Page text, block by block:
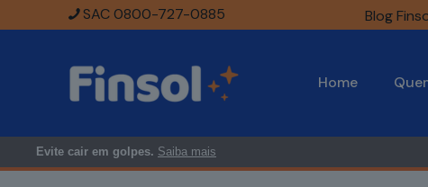
SAC 0800-727-0885 Blog
Home
Evite cair em golpes. Saiba mais